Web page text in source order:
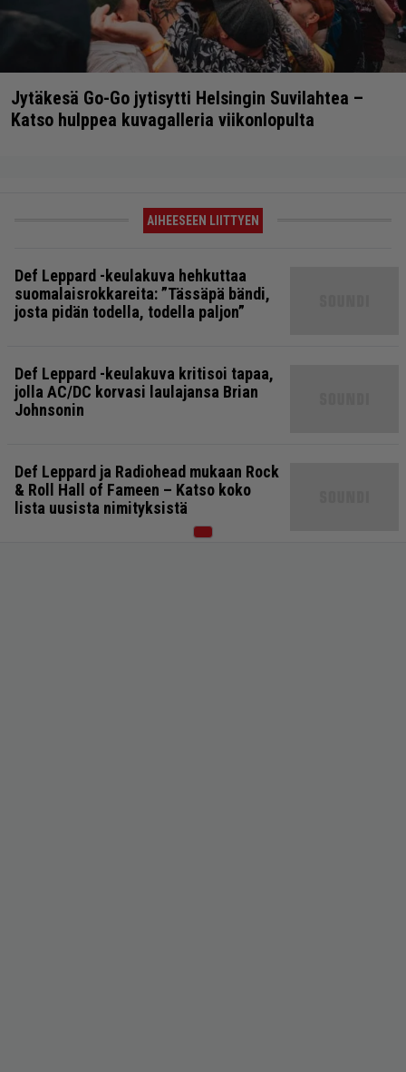
Jytäkesä Go-Go jytisytti Helsingin Suvilahtea –
Katso hulppea kuvagalleria viikonlopulta
AIHEESEEN LIITTYEN
Def Leppard -keulakuva hehkuttaa
suomalaisrokkareita: ”Tässäpä bändi,
josta pidän todella, todella paljon”
Def Leppard -keulakuva kritisoi tapaa,
jolla AC/DC korvasi laulajansa Brian
Johnsonin
Def Leppard ja Radiohead mukaan Rock
& Roll Hall of Fameen – Katso koko
lista uusista nimityksistä